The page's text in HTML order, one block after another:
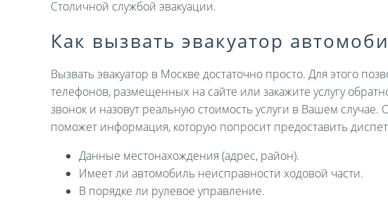
Столичной службой эвакуации.
Как вызвать эвакуатор
Вызвать эвакуатор в Москве достаточно просто. Для этого
телефонов, размещенных на сайте или закажите услугу
звонок и назовут реальную стоимость услуги в Вашем
поможет информация, которую попросит предоставить
Данные местонахождения (адрес, район).
Имеет ли автомобиль неисправности ходовой части.
В порядке ли рулевое управление.